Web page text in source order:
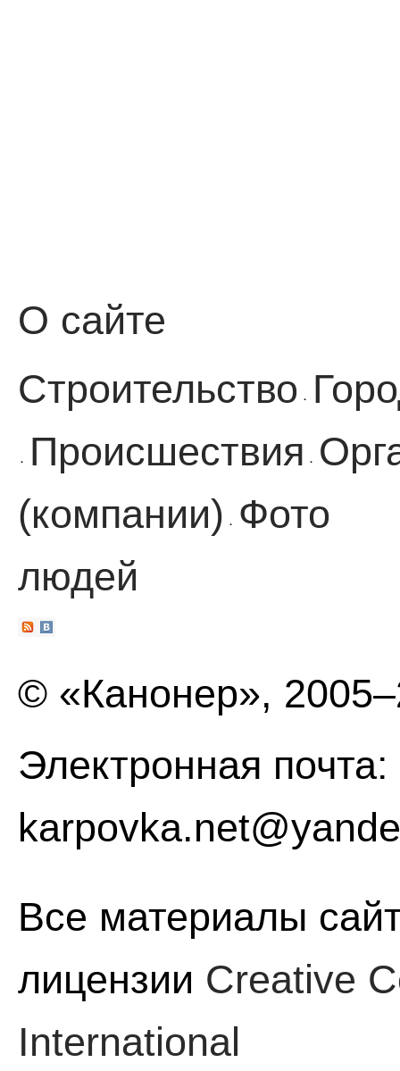
О сайте
Строительство ·
· Происшествия ·
(компании)
·
Фото
людей
© «Канонер»,
Электронная почта:
Все материалы
лицензии Creative
International